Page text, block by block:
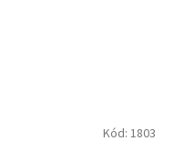
Kód: 1803